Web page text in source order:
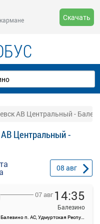
Скачать
АВ Центральный -
Центральный -
08 авг
07 авг 14:35
Балезино
Балезино п. АС, Удмуртская Республика, Балезино с., ул. Короленко, 3
с расписанием и